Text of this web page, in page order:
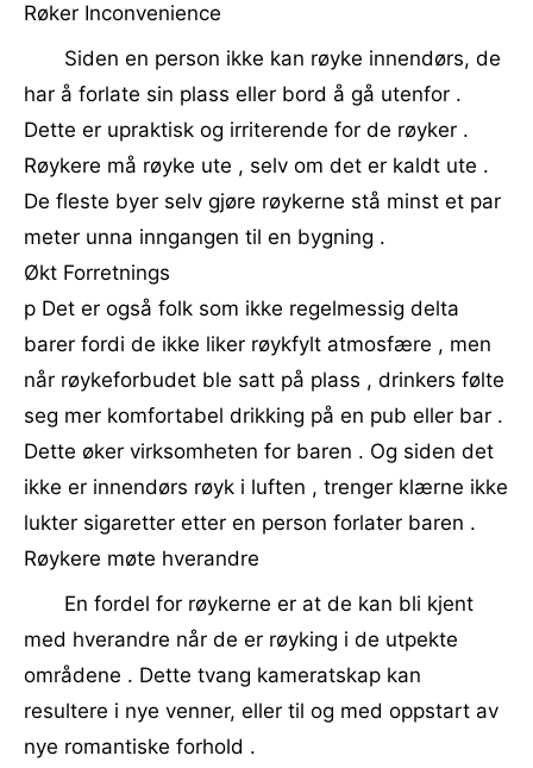
Røker Inconvenience
Siden en person ikke kan røyke innendørs, de
har å forlate sin plass eller bord å gå utenfor .
Dette er upraktisk og irriterende for de røyker .
Røykere må røyke ute , selv om det er kaldt ute .
De fleste byer selv gjøre røykerne stå minst et par
meter unna inngangen til en bygning .
Økt Forretnings
p Det er også folk som ikke regelmessig delta
barer fordi de ikke liker røykfylt atmosfære , men
når røykeforbudet ble satt på plass , drinkers følte
seg mer komfortabel drikking på en pub eller bar .
Dette øker virksomheten for baren . Og siden det
ikke er innendørs røyk i luften , trenger klærne ikke
lukter sigaretter etter en person forlater baren .
Røykere møte hverandre
En fordel for røykerne er at de kan bli kjent
med hverandre når de er røyking i de utpekte
områdene . Dette tvang kameratskap kan
resultere i nye venner, eller til og med oppstart av
nye romantiske forhold .